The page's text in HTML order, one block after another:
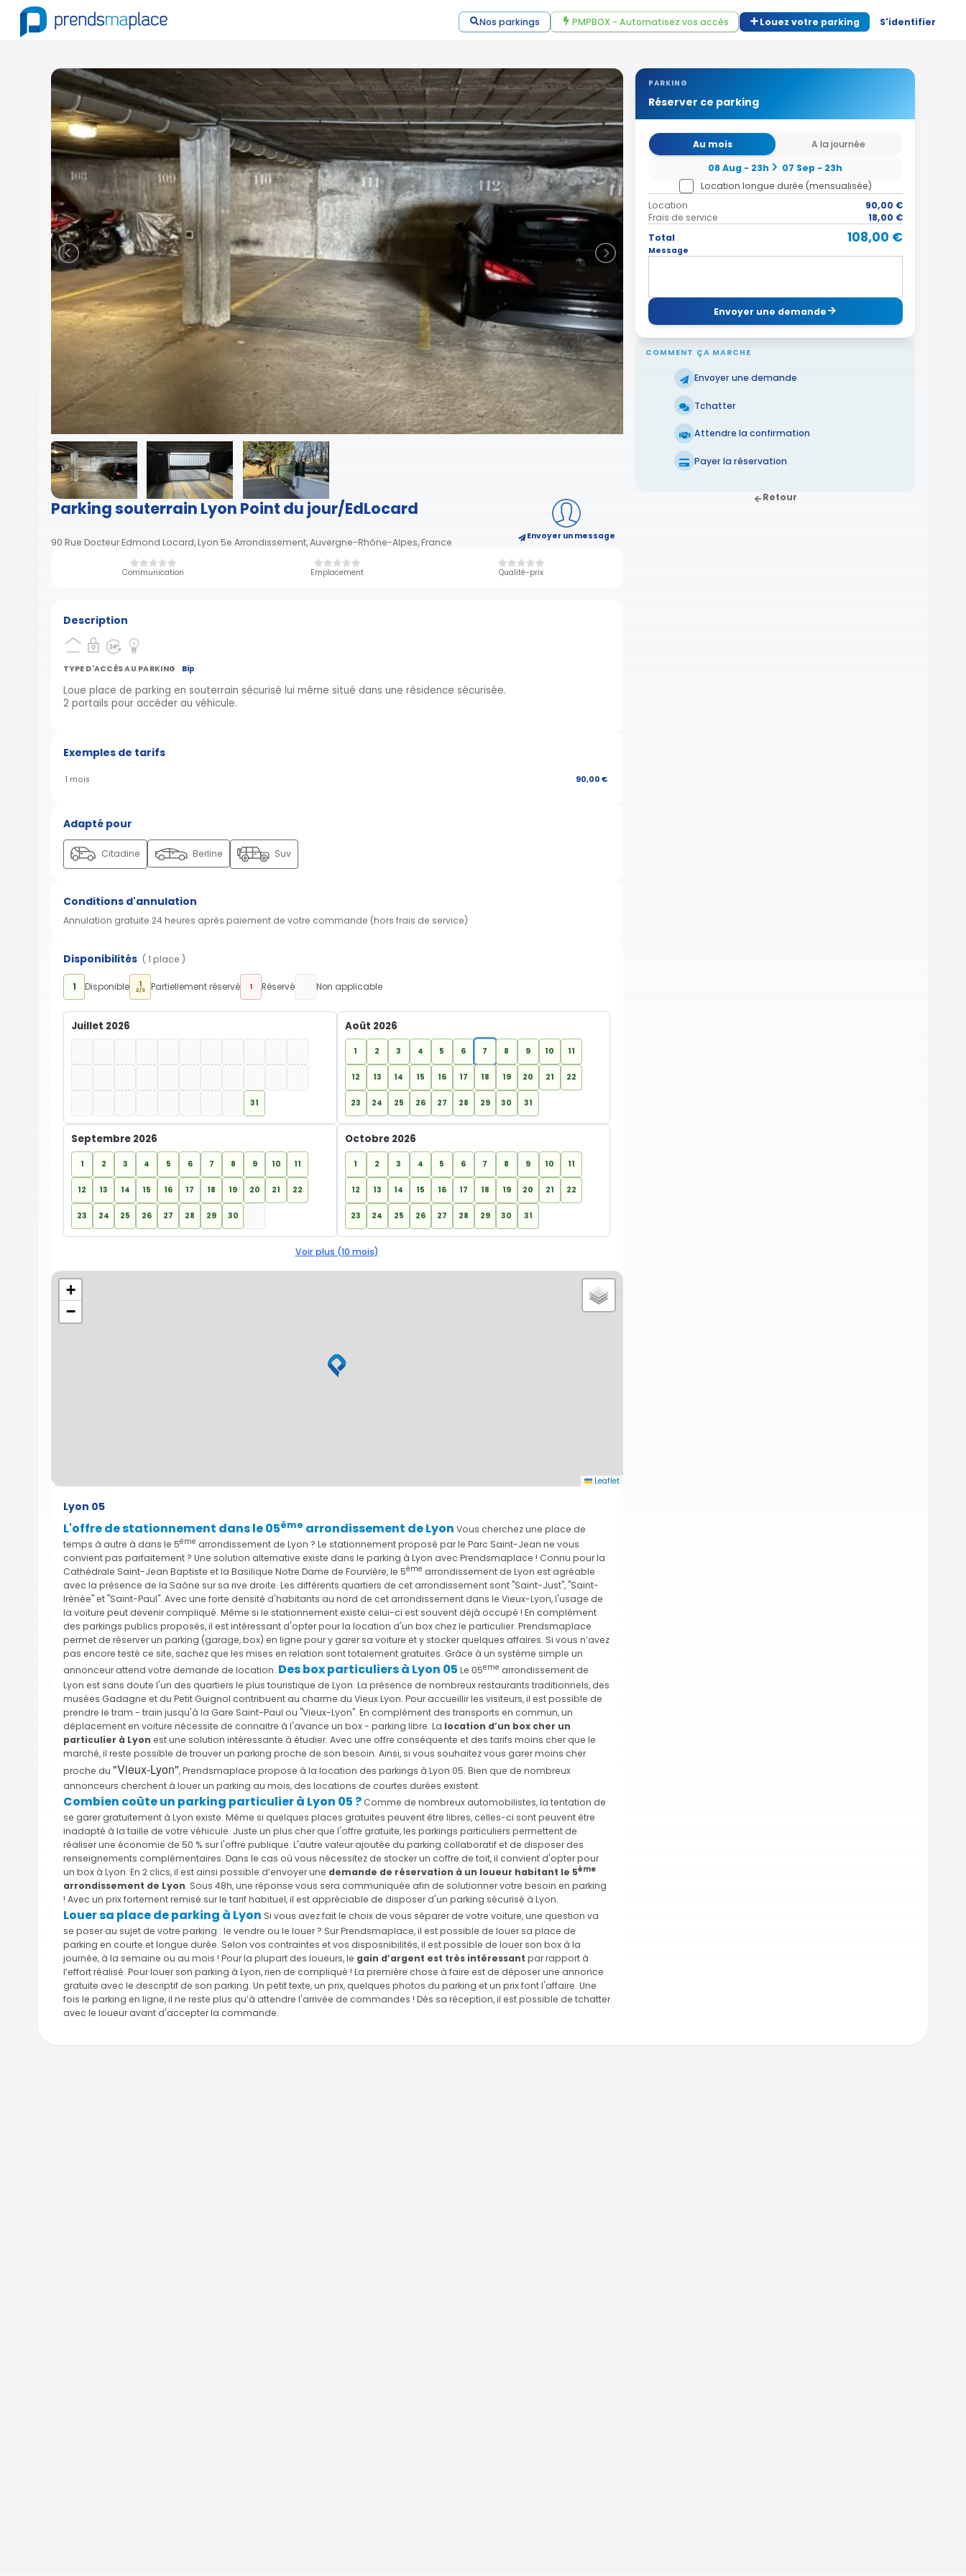
Nos parkings PMPBOX - Automatisez vos accès Louez votre parking S'identifier
Parking souterrain Lyon Point du jour/EdLocard
90 Rue Docteur Edmond Locard, Lyon 5e Arrondissement, Auvergne-Rhône-Alpes, France Envoyer un message
Communication Emplacement Qualité-prix
PARKING
Réserver ce parking
Au mois
A la journée
08 Aug - 23h
07 Sep - 23h
Location longue durée (mensualisée)
Location
90,00 €
Frais de service
18,00 €
Total
108,00 €
Message
Envoyer une demande
COMMENT ÇA MARCHE
Envoyer une demande
Tchatter
Attendre la confirmation
Payer la réservation
Retour
Description
TYPE D'ACCÈS AU PARKING Bip
Loue place de parking en souterrain sécurisé lui même situé dans une résidence sécurisée.
2 portails pour accéder au véhicule.
Exemples de tarifs
1 mois 90,00 €
Adapté pour
Citadine Berline Suv
Conditions d'annulation
Annulation gratuite 24 heures après paiement de votre commande (hors frais de service)
Disponibilités ( 1 place )
1 Disponible 1
2/3 Partiellement réservé 1 Réservé Non applicable
Juillet 2026
31
Août 2026
1 2 3 4 5 6 7 8 9 10 11
12 13 14 15 16 17 18 19 20 21 22
23 24 25 26 27 28 29 30 31
Septembre 2026
1 2 3 4 5 6 7 8 9 10 11
12 13 14 15 16 17 18 19 20 21 22
23 24 25 26 27 28 29 30
Octobre 2026
1 2 3 4 5 6 7 8 9 10 11
12 13 14 15 16 17 18 19 20 21 22
23 24 25 26 27 28 29 30 31
Voir plus (10 mois)
+
−
Leaflet
Lyon 05
L'offre de stationnement dans le 05ème arrondissement de Lyon Vous cherchez une place de
temps à autre à dans le 5ème arrondissement de Lyon ? Le stationnement proposé par le Parc Saint-Jean ne vous
convient pas parfaitement ? Une solution alternative existe dans le parking à Lyon avec Prendsmaplace ! Connu pour la
Cathédrale Saint-Jean Baptiste et la Basilique Notre Dame de Fourvière, le 5ème arrondissement de Lyon est agréable
avec la présence de la Saône sur sa rive droite. Les différents quartiers de cet arrondissement sont "Saint-Just", "Saint-
Irénée" et "Saint-Paul". Avec une forte densité d'habitants au nord de cet arrondissement dans le Vieux-Lyon, l'usage de
la voiture peut devenir compliqué. Même si le stationnement existe celui-ci est souvent déjà occupé ! En complément
des parkings publics proposés, il est intéressant d'opter pour la location d'un box chez le particulier. Prendsmaplace
permet de réserver un parking (garage, box) en ligne pour y garer sa voiture et y stocker quelques affaires. Si vous n’avez
pas encore testé ce site, sachez que les mises en relation sont totalement gratuites. Grâce à un système simple un
annonceur attend votre demande de location. Des box particuliers à Lyon 05 Le 05eme arrondissement de
Lyon est sans doute l'un des quartiers le plus touristique de Lyon. La présence de nombreux restaurants traditionnels, des
musées Gadagne et du Petit Guignol contribuent au charme du Vieux Lyon. Pour accueillir les visiteurs, il est possible de
prendre le tram - train jusqu'à la Gare Saint-Paul ou "Vieux-Lyon". En complément des transports en commun, un
déplacement en voiture nécessite de connaitre à l'avance un box - parking libre. La location d’un box cher un
particulier à Lyon est une solution intéressante à étudier. Avec une offre conséquente et des tarifs moins cher que le
marché, il reste possible de trouver un parking proche de son besoin. Ainsi, si vous souhaitez vous garer moins cher
proche du "Vieux-Lyon", Prendsmaplace propose à la location des parkings à Lyon 05. Bien que de nombreux
annonceurs cherchent à louer un parking au mois, des locations de courtes durées existent.
Combien coûte un parking particulier à Lyon 05 ?Comme de nombreux automobilistes, la tentation de
se garer gratuitement à Lyon existe. Même si quelques places gratuites peuvent être libres, celles-ci sont peuvent être
inadapté à la taille de votre véhicule. Juste un plus cher que l'offre gratuite, les parkings particuliers permettent de
réaliser une économie de 50 % sur l'offre publique. L'autre valeur ajoutée du parking collaboratif et de disposer des
renseignements complémentaires. Dans le cas où vous nécessitez de stocker un coffre de toit, il convient d'opter pour
un box à Lyon. En 2 clics, il est ainsi possible d’envoyer une demande de réservation à un loueur habitant le 5ème
arrondissement de Lyon. Sous 48h, une réponse vous sera communiquée afin de solutionner votre besoin en parking
! Avec un prix fortement remisé sur le tarif habituel, il est appréciable de disposer d'un parking sécurisé à Lyon.
Louer sa place de parking à Lyon Si vous avez fait le choix de vous séparer de votre voiture, une question va
se poser au sujet de votre parking : le vendre ou le louer ? Sur Prendsmaplace, il est possible de louer sa place de
parking en courte et longue durée. Selon vos contraintes et vos disposnibilités, il est possible de louer son box à la
journée, à la semaine ou au mois ! Pour la plupart des loueurs, le gain d’argent est très intéressant par rapport à
l’effort réalisé. Pour louer son parking à Lyon, rien de compliqué ! La première chose à faire est de déposer une annonce
gratuite avec le descriptif de son parking. Un petit texte, un prix, quelques photos du parking et un prix font l'affaire. Une
fois le parking en ligne, il ne reste plus qu’à attendre l'arrivée de commandes ! Dès sa réception, il est possible de tchatter
avec le loueur avant d'accepter la commande.